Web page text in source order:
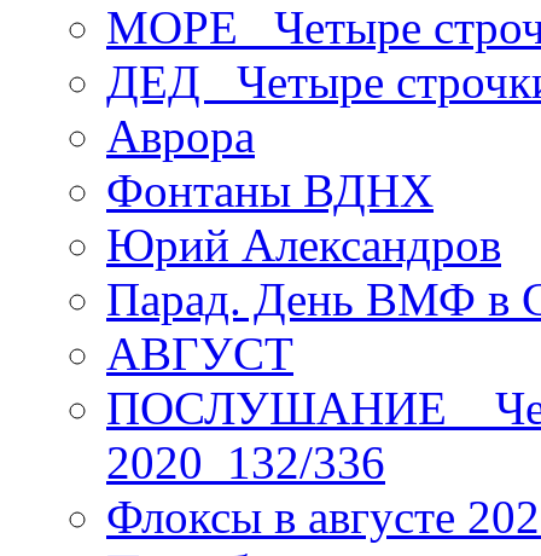
МОРЕ _Четыре
ДЕД _Четыре
Аврора
Фонтаны ВДНХ
Юрий Александров
Парад. День ВМФ в
АВГУСТ
ПОСЛУШАНИЕ _
2020_132/336
Флоксы в августе